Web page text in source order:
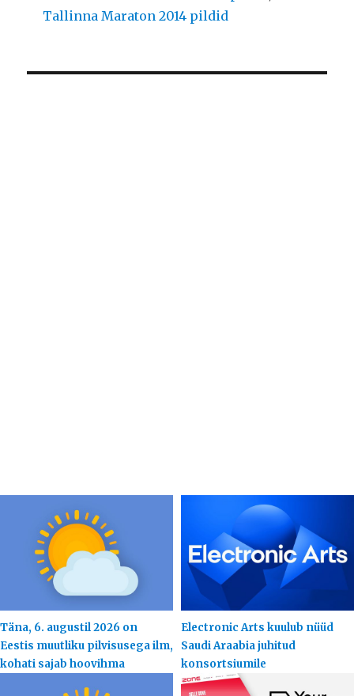
Tallinna Maraton 2014 pildid
Täna, 6. augustil 2026 on
Eestis muutliku pilvisusega ilm,
kohati sajab hoovihma
Electronic Arts kuulub nüüd
Saudi Araabia juhitud
konsortsiumile